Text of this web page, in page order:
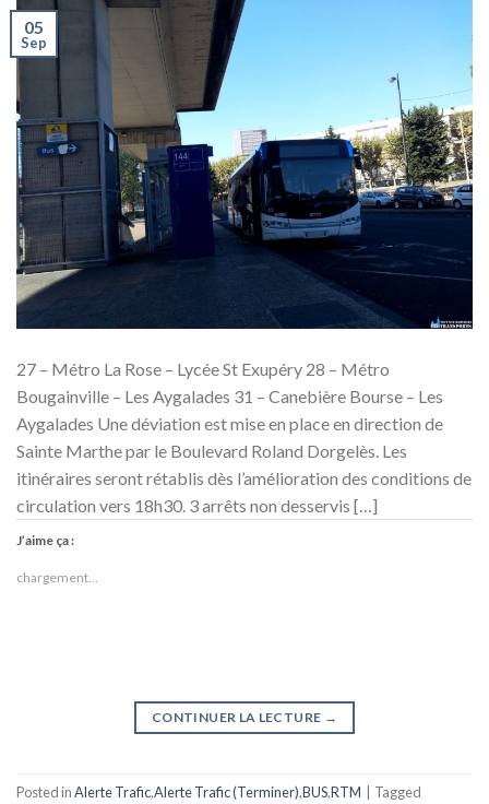
05
Sep
27 – Métro La Rose – Lycée St Exupéry 28 – Métro
Bougainville – Les Aygalades 31 – Canebière Bourse – Les
Aygalades Une déviation est mise en place en direction de
Sainte Marthe par le Boulevard Roland Dorgelès. Les
itinéraires seront rétablis dès l’amélioration des conditions de
circulation vers 18h30. 3 arrêts non desservis […]
J’aime ça :
chargement…
CONTINUER LA LECTURE →
Posted inAlerte Trafic,Alerte Trafic (Terminer),BUS,RTM
Tagged